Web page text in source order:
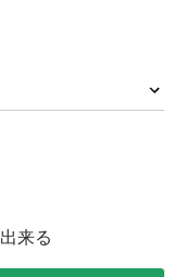
来る